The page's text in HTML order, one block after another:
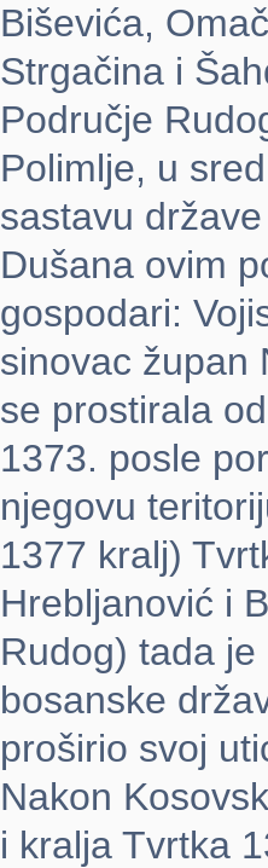
Biševića,
Strgačina i
Područje
Polimlje, u
sastavu
Dušana ovim
gospodari:
sinovac župan
se prostirala
1373. posle
njegovu
1377 kralj)
Hrebljanović i
Rudog) tada
bosanske
proširio svoj
Nakon
i kralja Tvrtka